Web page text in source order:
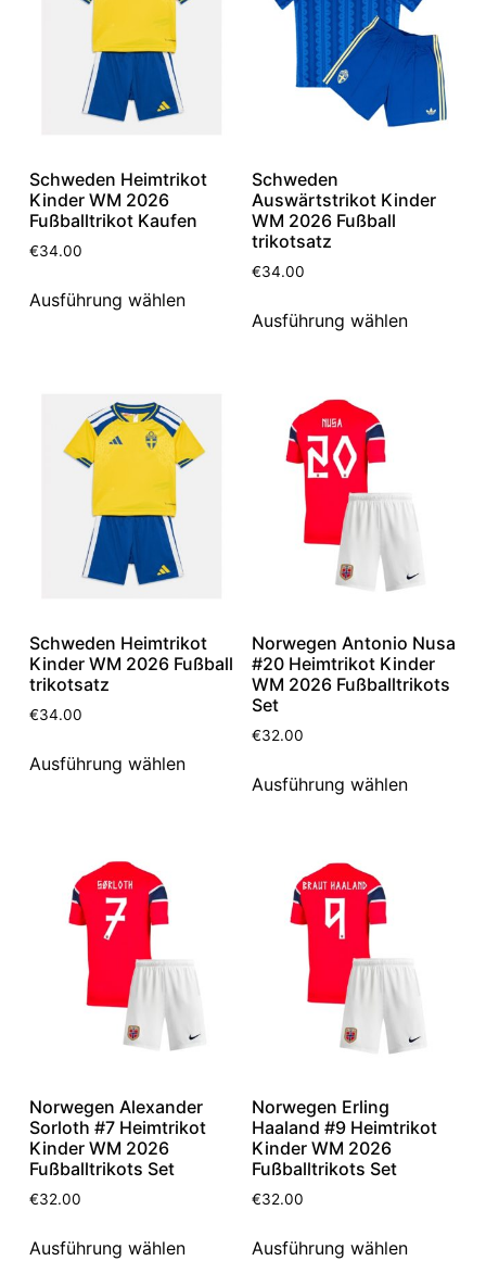
Schweden Heimtrikot
Kinder WM 2026
Fußballtrikot Kaufen
€34.00
Ausführung wählen
Schweden
Auswärtstrikot Kinder
WM 2026 Fußball
trikotsatz
€34.00
Ausführung wählen
Schweden Heimtrikot
Kinder WM 2026 Fußball
trikotsatz
€34.00
Ausführung wählen
Norwegen Antonio Nusa
#20 Heimtrikot Kinder
WM 2026 Fußballtrikots
Set
€32.00
Ausführung wählen
Norwegen Alexander
Sorloth #7 Heimtrikot
Kinder WM 2026
Fußballtrikots Set
€32.00
Ausführung wählen
Norwegen Erling
Haaland #9 Heimtrikot
Kinder WM 2026
Fußballtrikots Set
€32.00
Ausführung wählen